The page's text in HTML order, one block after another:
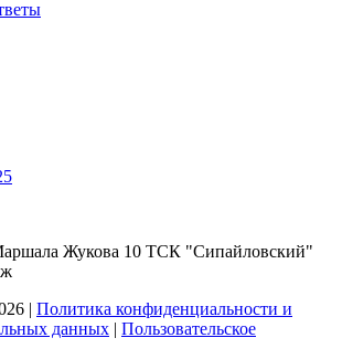
Жукова 10 ТСК "Сипайловский"
| Политика конфиденциальности и
данных | Пользовательское